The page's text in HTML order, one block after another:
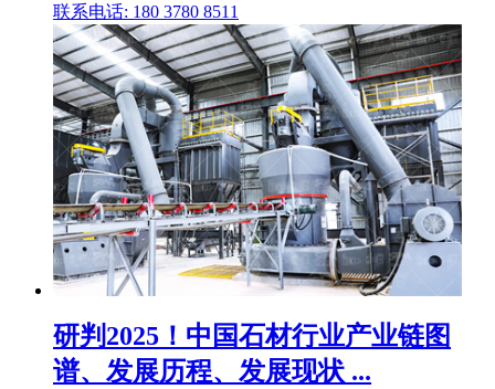
联系电话: 180 3780 8511
研判2025！中国石材行业产业链图
谱、发展历程、发展现状 ...